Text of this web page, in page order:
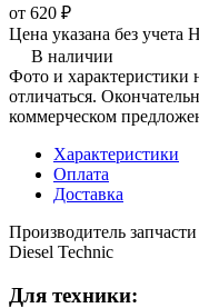
от 620 ₽
Цена указана без учета
В наличии
Фото и характеристики
отличаться.
коммерческом
Характеристики
Оплата
Доставка
Производитель запчасти
Diesel Technic
Для техники: